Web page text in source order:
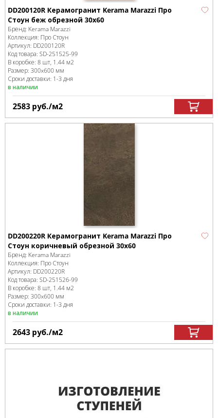
DD200120R Керамогранит Kerama Marazzi Про
Стоун беж обрезной 30х60
Бренд: Kerama Marazzi
Коллекция: Про Стоун
Артикул: DD200120R
Код товара: SD-251525-99
В коробке: 8 шт, 1.44 м2
Размер: 300x600 мм
Сроки доставки: 1-3 дня
в наличии
2583 руб./м2
DD200220R Керамогранит Kerama Marazzi Про
Стоун коричневый обрезной 30х60
Бренд: Kerama Marazzi
Коллекция: Про Стоун
Артикул: DD200220R
Код товара: SD-251526-99
В коробке: 8 шт, 1.44 м2
Размер: 300x600 мм
Сроки доставки: 1-3 дня
в наличии
2643 руб./м2